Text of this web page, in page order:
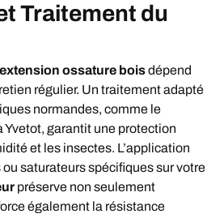
Traitement du
extension ossature boisdépend
régulier. Un traitement adapté
normandes, comme le
Yvetot, garantit une protection
et les insectes. L’application
saturateurs spécifiques sur votre
préserve non seulement
également la résistance